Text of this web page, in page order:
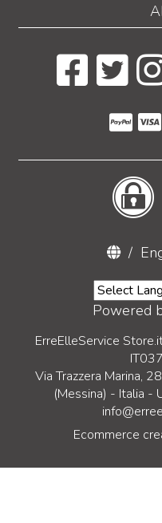
/
Powered
ErreElleService
Via Trazzera Marina,
(Messina) - Italia
Ecommerce